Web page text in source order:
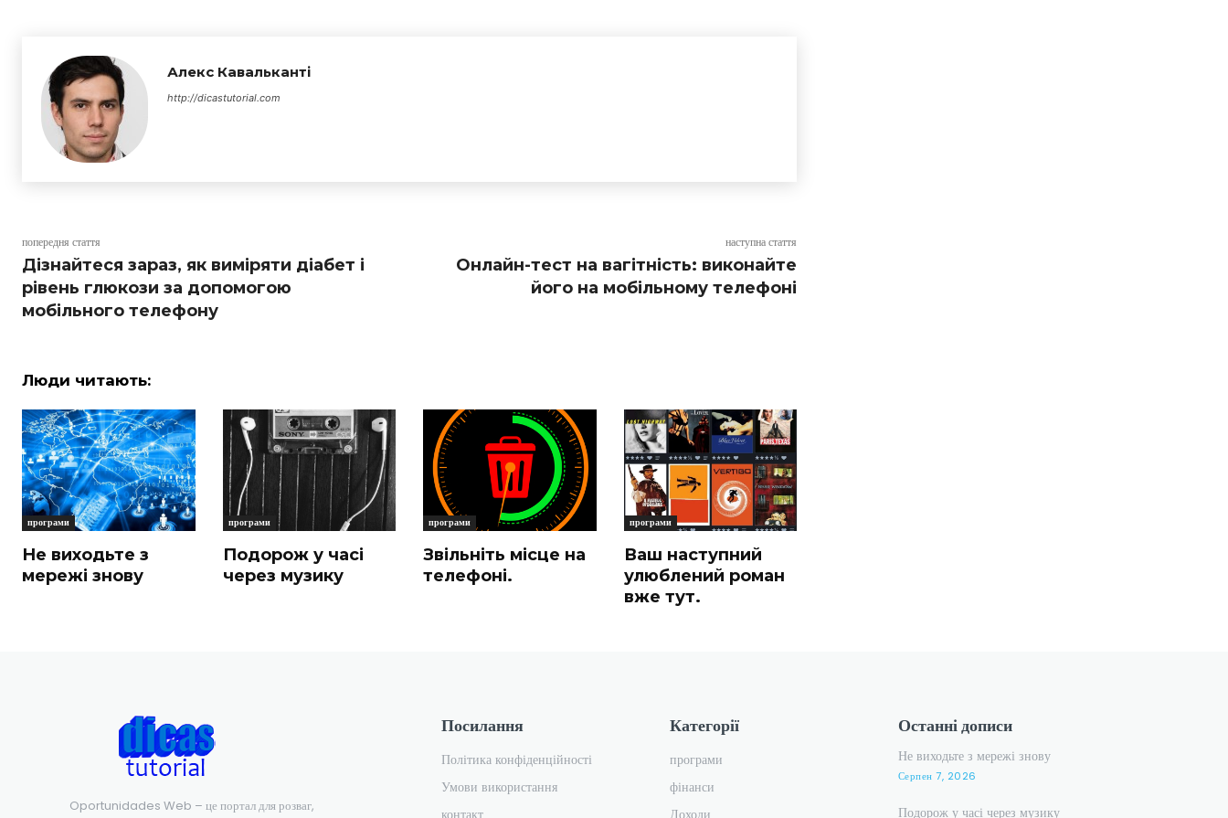
Алекс Кавальканті
http://dicastutorial.com
попередня стаття
Дізнайтеся зараз, як виміряти діабет і
рівень глюкози за допомогою
мобільного телефону
наступна стаття
Онлайн-тест на вагітність: виконайте
його на мобільному телефоні
Люди читають:
програми
Не виходьте з
мережі знову
програми
Подорож у часі
через музику
програми
Звільніть місце на
телефоні.
програми
Ваш наступний
улюблений роман
вже тут.
Oportunidades Web – це портал для розваг,
Посилання
Політика конфіденційності
Умови використання
контакт
Категорії
програми
фінанси
Доходи
Останні дописи
Не виходьте з мережі знову
Серпен 7, 2026
Подорож у часі через музику